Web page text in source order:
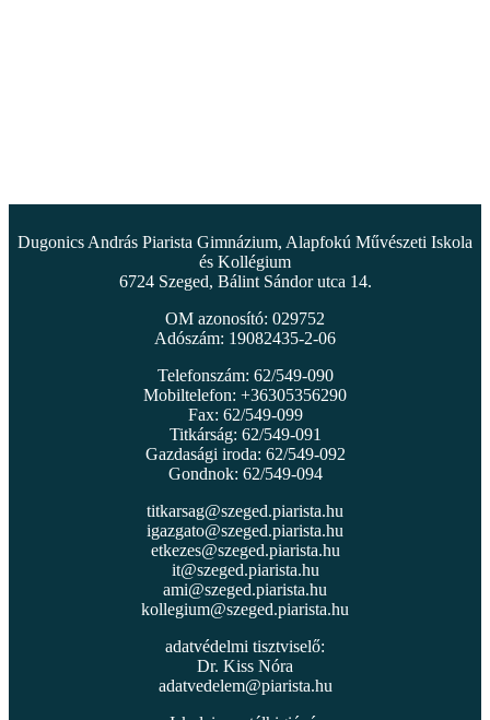
Dugonics András Piarista Gimnázium, Alapfokú Művészeti Iskola
és Kollégium
6724 Szeged, Bálint Sándor utca 14.
OM azonosító: 029752
Adószám: 19082435-2-06
Telefonszám: 62/549-090
Mobiltelefon: +36305356290
Fax: 62/549-099
Titkárság: 62/549-091
Gazdasági iroda: 62/549-092
Gondnok: 62/549-094
titkarsag@szeged.piarista.hu
igazgato@szeged.piarista.hu
etkezes@szeged.piarista.hu
it@szeged.piarista.hu
ami@szeged.piarista.hu
kollegium@szeged.piarista.hu
adatvédelmi tisztviselő:
Dr. Kiss Nóra
adatvedelem@piarista.hu